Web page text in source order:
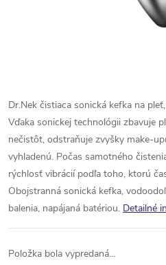
Dr.Nek čistiaca sonická kefka na
Vďaka sonickej technológii zbavuje
nečistôt, odstraňuje zvyšky make-
vyhladenú. Počas samotného
rýchlosť vibrácií podľa toho, ktorú
Obojstranná sonická kefka,
balenia, napájaná batériou. Detailné
Položka bola vypredaná…